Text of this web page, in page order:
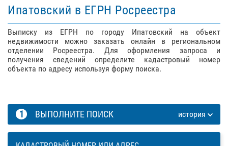
Ипатовский в ЕГРН Росреестра
Выписку из ЕГРН по городу Ипатовский на объект
недвижимости можно заказать онлайн в региональном
отделении Росреестра. Для оформления запроса и
получения сведений определите кадастровый номер
объекта по адресу используя форму поиска.
1 ВЫПОЛНИТЕ ПОИСК история